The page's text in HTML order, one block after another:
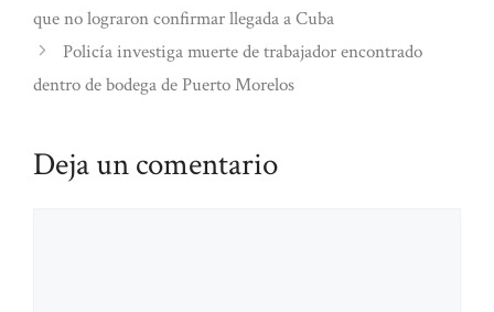
que no lograron confirmar llegada a Cuba
Policía investiga muerte de trabajador encontrado
dentro de bodega de Puerto Morelos
Deja un comentario